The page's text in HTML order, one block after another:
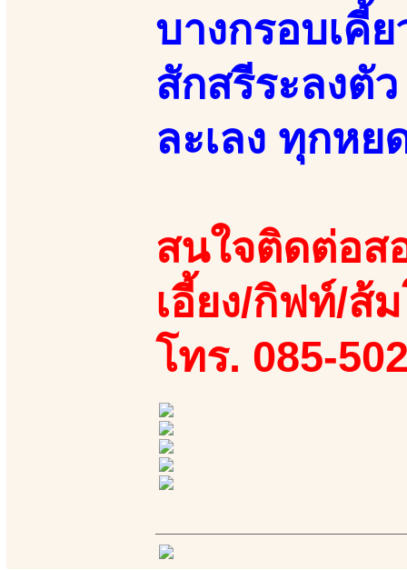
บางกรอบเคี้
สักสรีระลงตั
ละเลง ทุกหย
สนใจติดต่อส
เอี้ยง/กิฟท์/ส้
โทร. 085-